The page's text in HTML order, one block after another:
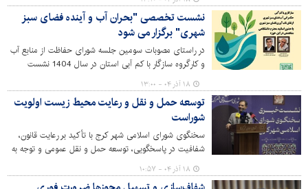
نشست تخصصی "بحران آب و آینده فضای سبز
شهری" برگزار می شود
در راستای مصوبات سومین جلسه شورای حفاظت از منابع آب
و کارگروه سازگار با کم آبی استان در سال 1404 نشست
تخصصی بحران آب و آینده فضای سبز شهری به همت سازمان
سیما، منظر و فضای سبز شهری شهرداری کرج برگزار می‌شود.
۱۸ آذر ۰۴ - ۱۳:۰۰
توسعه حمل و نقل و رعایت محیط زیست اولویت
شوراست
سخنگوی شورای اسلامی شهر کرج با تأکید بر رعایت قانون،
شفافیت در پاسخگویی، توسعه حمل و نقل عمومی و توجه به
محیط زیست، گزارشی از مصوبات و اقدامات شورا ارائه و بر
شفافیت پاسخگویی مدیران اجرایی تأکید کرد.
۱۸ آذر ۰۴ - ۱۰:۵۷